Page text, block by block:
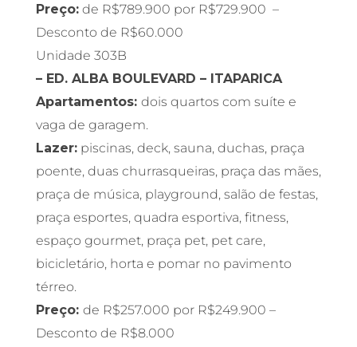
Preço:de R$789.900 por R$729.900 –
Desconto de R$60.000
Unidade 303B
– ED. ALBA BOULEVARD – ITAPARICA
Apartamentos: dois quartos com suíte e
vaga de garagem.
Lazer:piscinas, deck, sauna, duchas, praça
poente, duas churrasqueiras, praça das mães,
praça de música, playground, salão de festas,
praça esportes, quadra esportiva, fitness,
espaço gourmet, praça pet, pet care,
bicicletário, horta e pomar no pavimento
térreo.
Preço: de R$257.000 por R$249.900 –
Desconto de R$8.000